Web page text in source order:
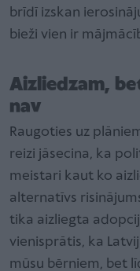
brīdī izskan
bieži vien ir
Aizliedzam,
nav
Raugoties uz
reizi jāsecina, ka
meistari kaut ko
alternatīvs
tika aizliegta
vienisprātis, ka
mūsu bērniem, bet